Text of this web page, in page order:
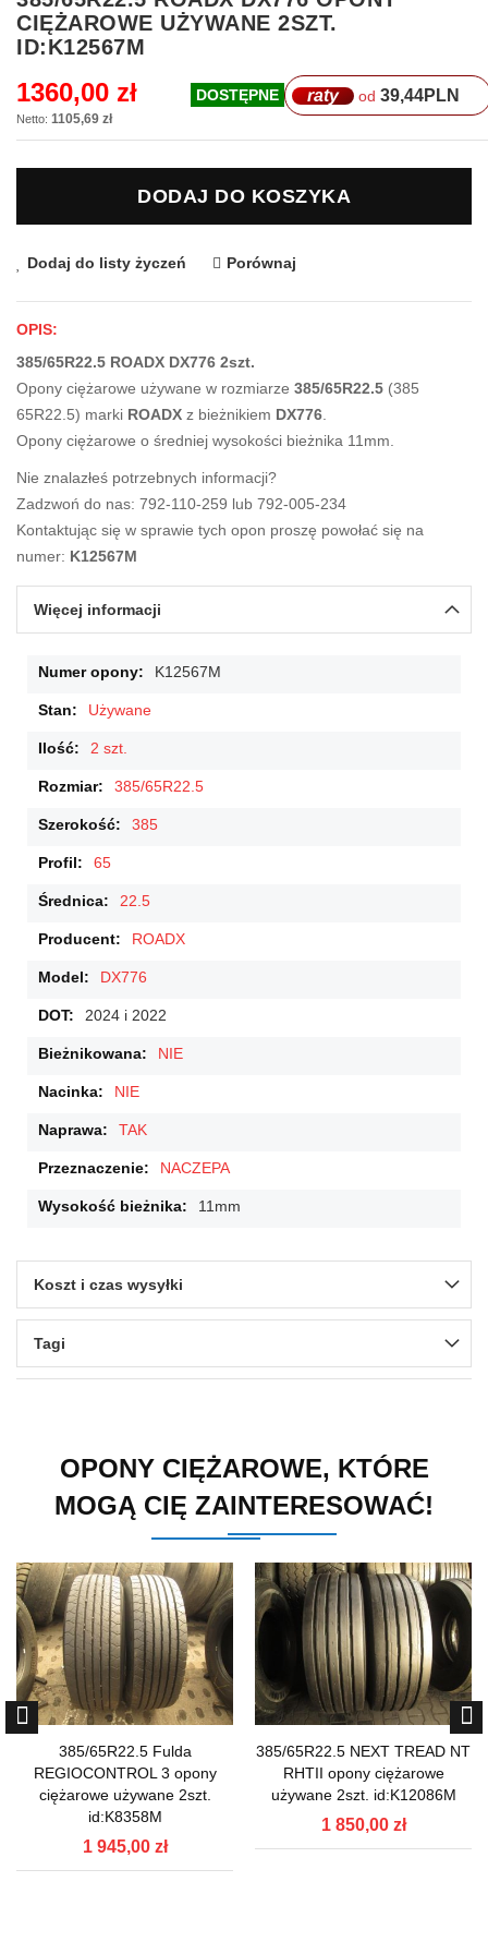
na
początek
galerii
CIĘŻAROWE UŻYWANE 2SZT.
ID:K12567M
1360,00 zł
1105,69 zł
DOSTĘPNE raty od 39,44PLN
DODAJ DO KOSZYKA
Dodaj do listy życzeń Porównaj
OPIS:
385/65R22.5 ROADX DX776 2szt.
Opony ciężarowe używane w rozmiarze 385/65R22.5 (385
65R22.5) marki ROADX z bieżnikiem DX776.
Opony ciężarowe o średniej wysokości bieżnika 11mm.
Nie znalazłeś potrzebnych informacji?
Zadzwoń do nas: 792-110-259 lub 792-005-234
Kontaktując się w sprawie tych opon proszę powołać się na
numer: K12567M
Więcej informacji
Więcej
K12567M
Używane
2 szt.
385/65R22.5
385
65
22.5
ROADX
DX776
2024 i 2022
NIE
NIE
TAK
NACZEPA
11mm
Koszt i czas wysyłki
Tagi
OPONY CIĘŻAROWE, KTÓRE
MOGĄ CIĘ ZAINTERESOWAĆ!
385/65R22.5 Fulda
REGIOCONTROL 3 opony
ciężarowe używane 2szt.
id:K8358M
1 945,00 zł
385/65R22.5 NEXT TREAD NT
RHTII opony ciężarowe
używane 2szt. id:K12086M
1 850,00 zł